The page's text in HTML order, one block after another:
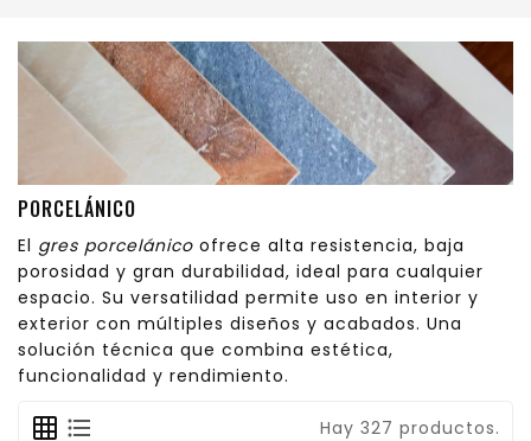
PORCELÁNICO
El gres porcelánico ofrece alta resistencia, baja
porosidad y gran durabilidad, ideal para cualquier
espacio. Su versatilidad permite uso en interior y
exterior con múltiples diseños y acabados. Una
solución técnica que combina estética,
funcionalidad y rendimiento.
Hay 327 productos.